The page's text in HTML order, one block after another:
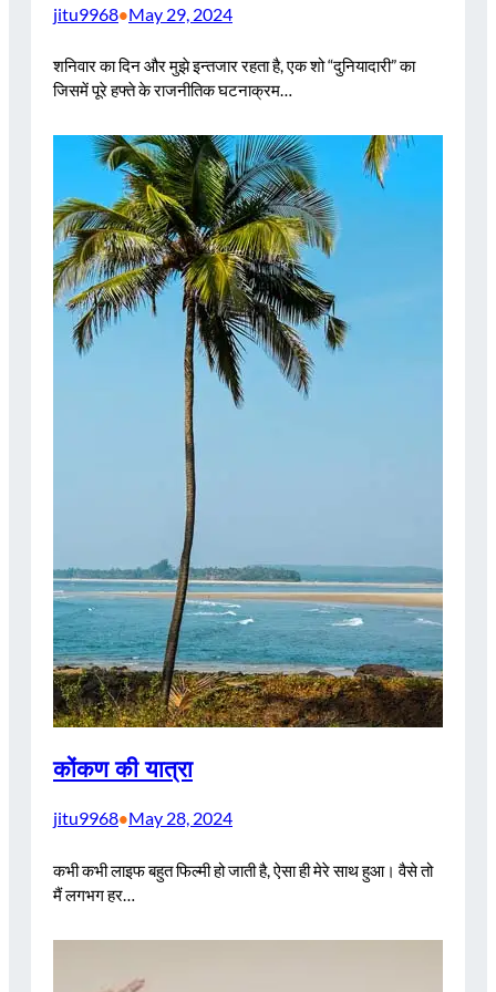
jitu9968•May 29, 2024
शनिवार का दिन और मुझे इन्तजार रहता है, एक शो “दुनियादारी” का
जिसमें पूरे हफ्ते के राजनीतिक घटनाक्रम…
कोंकण की यात्रा
jitu9968•May 28, 2024
कभी कभी लाइफ बहुत फिल्मी हो जाती है, ऐसा ही मेरे साथ हुआ। वैसे तो
मैं लगभग हर…